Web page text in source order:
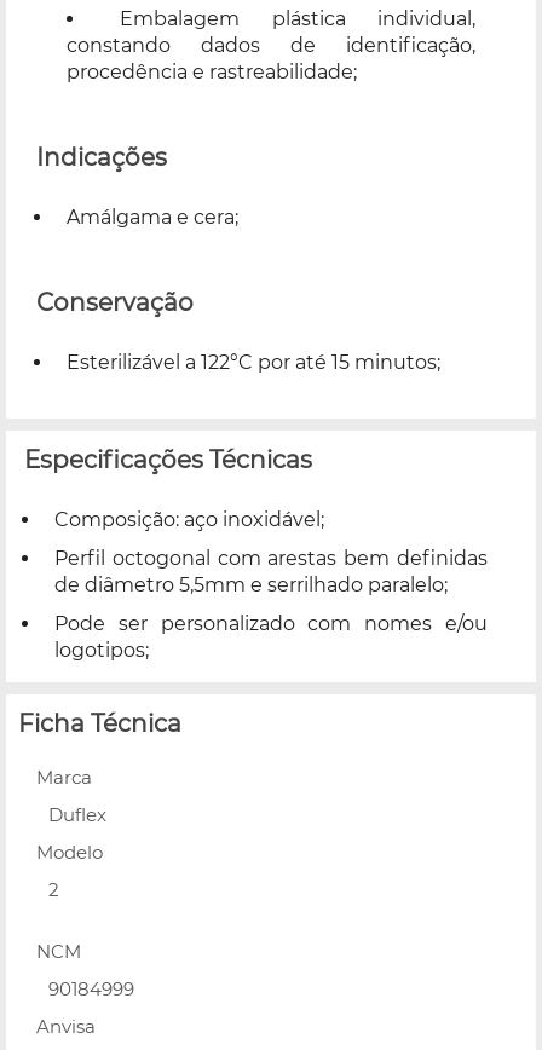
Embalagem plástica individual,
constando dados de identificação,
procedência e rastreabilidade;
Indicações
Amálgama e cera;
Conservação
Esterilizável a 122°C por até 15 minutos;
Especificações Técnicas
Composição: aço inoxidável;
Perfil octogonal com arestas bem definidas
de diâmetro 5,5mm e serrilhado paralelo;
Pode ser personalizado com nomes e/ou
logotipos;
Ficha Técnica
Marca
Duflex
Modelo
2
NCM
90184999
Anvisa